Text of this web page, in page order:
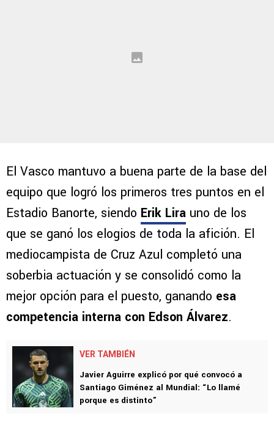
El Vasco mantuvo a buena parte de la base del
equipo que logró los primeros tres puntos en el
Estadio Banorte, siendo Erik Lira uno de los
que se ganó los elogios de toda la afición. El
mediocampista de Cruz Azul completó una
soberbia actuación y se consolidó como la
mejor opción para el puesto, ganando esa
competencia interna con Edson Álvarez.
VER TAMBIÉN
Javier Aguirre explicó por qué convocó a
Santiago Giménez al Mundial: “Lo llamé
porque es distinto”